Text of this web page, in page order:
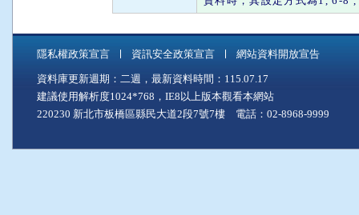
隱私權政策宣言 資訊安全政策宣言 網站資料開放宣告
資料庫更新週期：二週，最新資料時間：115.07.17
建議使用解析度1024*768，IE8以上版本觀看本網站
220230 新北市板橋區縣民大道2段7號7樓 電話：02-8968-9999